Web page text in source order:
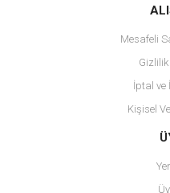
Bu ürüne benzer farklı
Mesafeli
Gizlilik
İptal ve
Kişisel